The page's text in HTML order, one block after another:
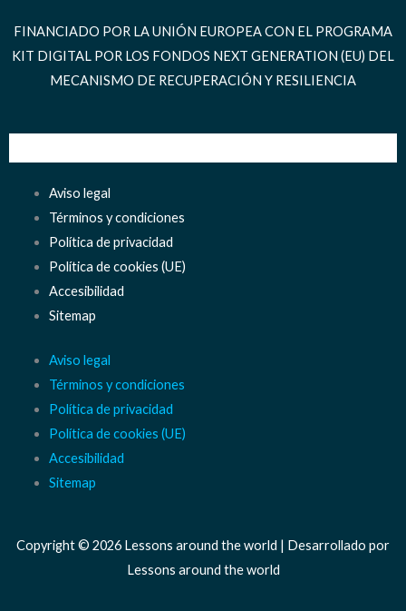
FINANCIADO POR LA UNIÓN EUROPEA CON EL PROGRAMA
KIT DIGITAL POR LOS FONDOS NEXT GENERATION (EU) DEL
MECANISMO DE RECUPERACIÓN Y RESILIENCIA
Aviso legal
Términos y condiciones
Política de privacidad
Política de cookies (UE)
Accesibilidad
Sitemap
Aviso legal
Términos y condiciones
Política de privacidad
Política de cookies (UE)
Accesibilidad
Sitemap
Copyright © 2026 Lessons around the world | Desarrollado por
Lessons around the world